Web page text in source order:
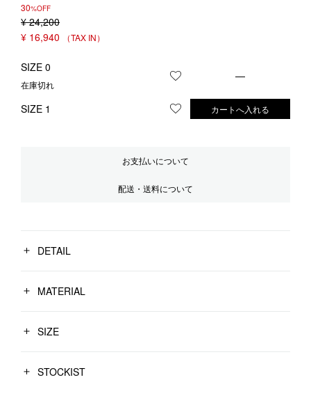
30%OFF
¥ 24,200
¥ 16,940
SIZE 0
在庫切れ お気に入りに登録する
—
SIZE 1 お気に入りに登録する
カートへ入れる
お支払いについて
配送・送料について
DETAIL
MATERIAL
SIZE
STOCKIST